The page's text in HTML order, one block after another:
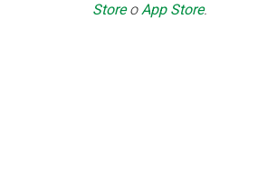
StoreoApp Store.